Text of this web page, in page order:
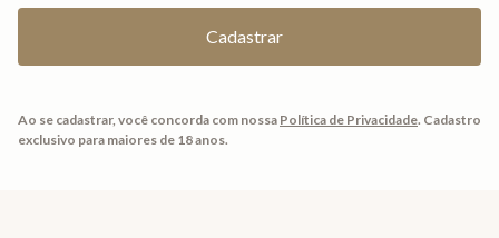
Ao se cadastrar, você concorda com nossa Política de Privacidade. Cadastro
exclusivo para maiores de 18 anos.